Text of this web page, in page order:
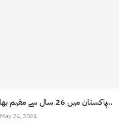
پاکستان میں 26 سال سے مقیم بھارتی شہری اور را کا ایجنٹ...
May 24, 2024